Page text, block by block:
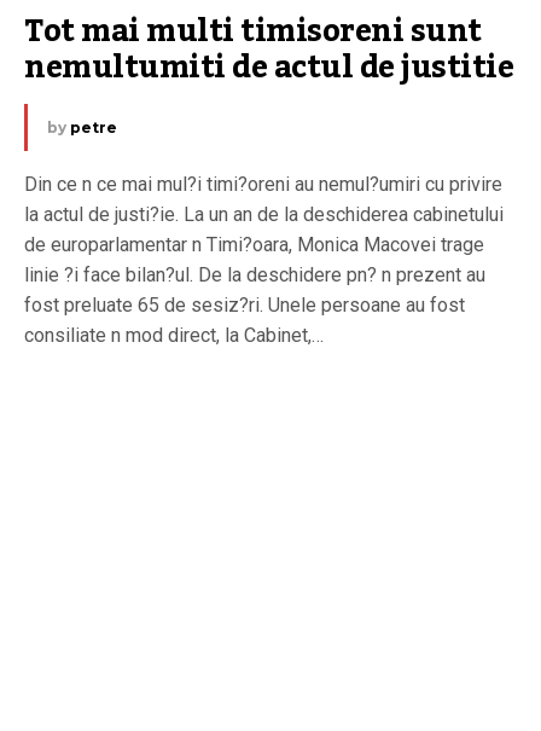
Tot mai multi timisoreni sunt
nemultumiti de actul de justitie
by petre
Din ce n ce mai mul?i timi?oreni au nemul?umiri cu privire
la actul de justi?ie. La un an de la deschiderea cabinetului
de europarlamentar n Timi?oara, Monica Macovei trage
linie ?i face bilan?ul. De la deschidere pn? n prezent au
fost preluate 65 de sesiz?ri. Unele persoane au fost
consiliate n mod direct, la Cabinet,…